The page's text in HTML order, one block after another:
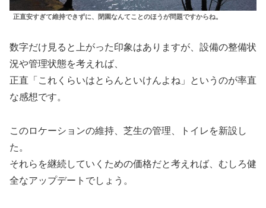
正直安すぎて維持できずに、閉園なんてことのほうが問題ですからね。
数字だけ見ると上がった印象はありますが、設備の整備状
況や管理状態を考えれば、
正直「これくらいはとらんといけんよね」というのが率直
な感想です。
このロケーションの維持、芝生の管理、トイレを新設し
た。
それらを継続していくための価格だと考えれば、むしろ健
全なアップデートでしょう。